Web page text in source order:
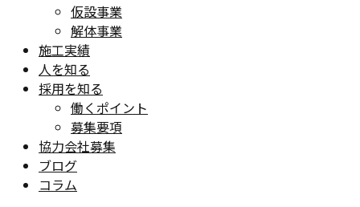
仮設事業
解体事業
施工実績
人を知る
採用を知る
働くポイント
募集要項
協力会社募集
ブログ
コラム